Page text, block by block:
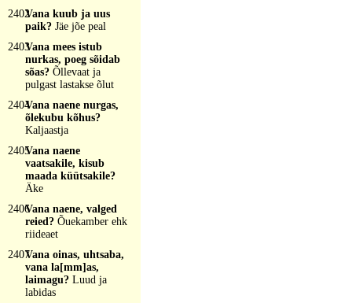
2402Vana kuub ja uus
paik? Jäe jõe peal
2403Vana mees istub
nurkas, poeg sõidab
sõas? Õllevaat ja
pulgast lastakse õlut
2404Vana naene nurgas,
õlekubu kõhus?
Kaljaastja
2405Vana naene
vaatsakile, kisub
maada küütsakile?
Äke
2406Vana naene, valged
reied? Õuekamber ehk
riideaet
2407Vana oinas, uhtsaba,
vana la[mm]as,
laimagu? Luud ja
labidas